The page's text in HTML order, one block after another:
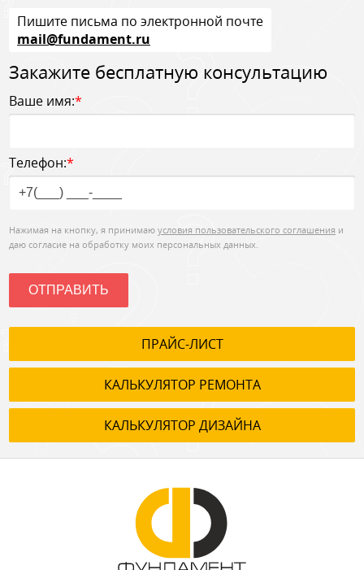
Пишите письма по электронной почте
mail@fundament.ru
Закажите бесплатную консультацию
Ваше имя:*
Телефон:*
Нажимая на кнопку, я принимаю условия пользовательского соглашения и
даю согласие на обработку моих персональных данных.
ОТПРАВИТЬ
ПРАЙС-ЛИСТ
КАЛЬКУЛЯТОР РЕМОНТА
КАЛЬКУЛЯТОР ДИЗАЙНА